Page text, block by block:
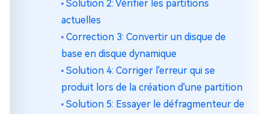
Solution 2: Vérifier les partitions
actuelles
Correction 3: Convertir un disque de
base en disque dynamique
Solution 4: Corriger l'erreur qui se
produit lors de la création d'une partition
Solution 5: Essayer le défragmenteur de